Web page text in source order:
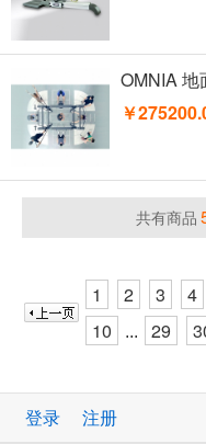
OMNIA 地
￥
共有商品
1 2 3 4
10
... 29
登录 注册